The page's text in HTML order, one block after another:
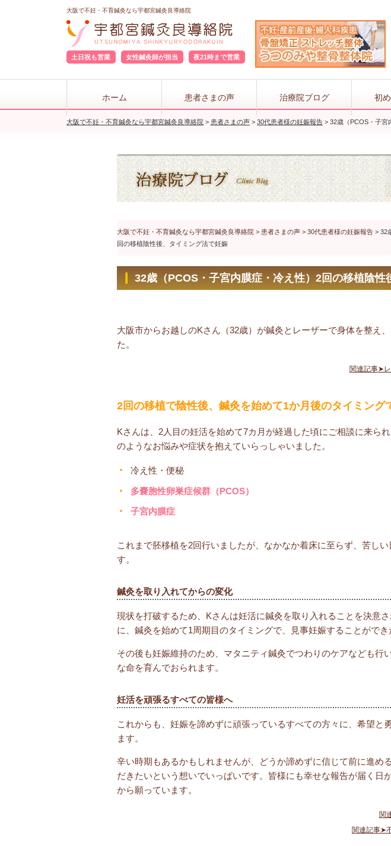
大阪で不妊・不育鍼灸なら宇都宮鍼灸良導絡院
土日祝も営業 女性鍼灸師が担当 夜21時まで営業
ホーム 患者さまの声 治療院ブログ 初
大阪で不妊・不育鍼灸なら宇都宮鍼灸良導絡院 > 患者さまの声 > 30代患者様の妊娠報告 > 32歳（PCOS・子宮
大阪で不妊・不育鍼灸なら宇都宮鍼灸良導絡院 > 患者さまの声 > 30代患者様の妊娠報告 > 32
回の移植陰性後、タイミング法で妊娠
32歳（PCOS・子宮内膜症・冷え性）2回の移植陰性
大阪市からお越しのKさん（32歳）が鍼灸とレーザーで身体を整え
た。
関連記事➤
2回の移植で陰性後、鍼灸を始めて1か月後のタイミング
Kさんは、2人目の妊活を始めて7カ月が経過した頃にご相談に来ら
のようなお悩みや症状を抱えていらっしゃいました。
冷え性・便秘
多嚢胞性卵巣症候群（PCOS）
子宮内膜症
これまで胚移植を2回行いましたが、なかなか着床に至らず、苦し
す。
鍼灸を取り入れてからの変化
現状を打破するため、Kさんは妊活に鍼灸を取り入れることを決意
に、鍼灸を始めて1周期目のタイミングで、見事妊娠することができ
その後も妊娠維持のため、マタニティ鍼灸でつわりのケアなども行
な命を育んでおられます。
妊活を頑張るすべての皆様へ
これからも、妊娠を諦めずに頑張っているすべての方々に、希望と
ます。
辛い時期もあるかもしれませんが、どうか諦めずに信じて前に進め
だきたいという想いでいっぱいです。皆様にも幸せな報告が届く日
から願っています。
関
関連記事➤